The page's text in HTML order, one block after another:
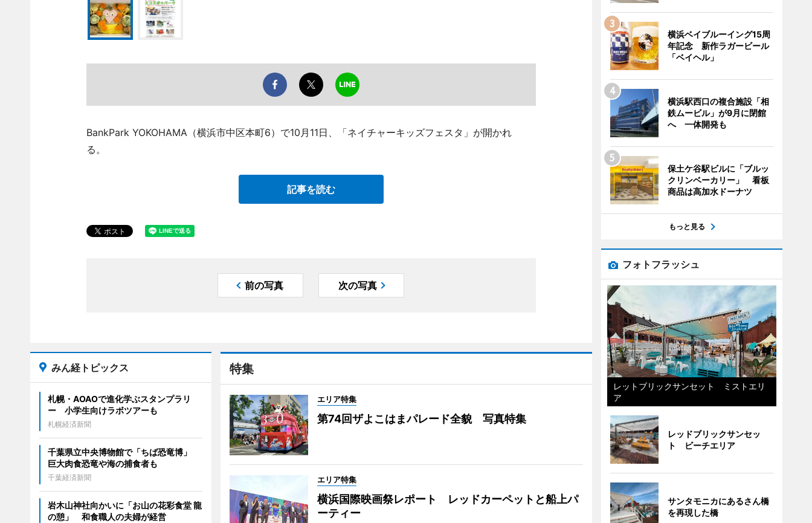
BankPark YOKOHAMA（横浜市中区本町6）で10月11日、「ネイチャーキッズフェスタ」が開かれ
る。
記事を読む
前の写真 次の写真
特集
エリア特集
第74回ザよこはまパレード全貌 写真特集
エリア特集
横浜国際映画祭レポート レッドカーペットと船上パ
ーティー
みん経トピックス
札幌・AOAOで進化学ぶスタンプラリ
ー 小学生向けラボツアーも
札幌経済新聞
千葉県立中央博物館で「ちば恐竜博」
巨大肉食恐竜や海の捕食者も
千葉経済新聞
岩木山神社向かいに「お山の花彩食堂 龍
の憩」 和食職人の夫婦が経営
横浜ベイブルーイング15周
年記念 新作ラガービール
「ベイヘル」
横浜駅西口の複合施設「相
鉄ムービル」が9月に閉館
へ 一体開発も
保土ケ谷駅ビルに「ブルッ
クリンベーカリー」 看板
商品は高加水ドーナツ
もっと見る
フォトフラッシュ
レットブリックサンセット ミストエリ
ア
レッドブリックサンセッ
ト ビーチエリア
サンタモニカにあるさん橋
を再現した橋